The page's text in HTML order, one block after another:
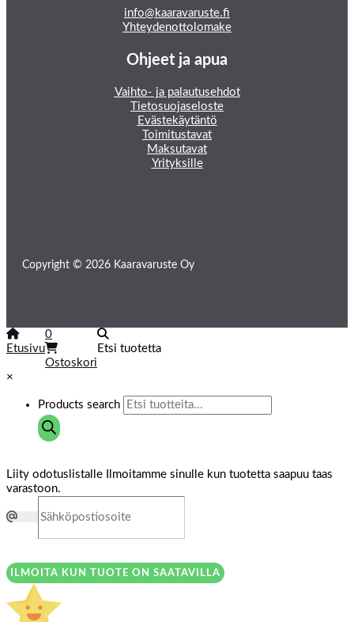
info@kaaravaruste.fi
Yhteydenottolomake
Ohjeet ja apua
Vaihto- ja palautusehdot
Tietosuojaseloste
Evästekäytäntö
Toimitustavat
Maksutavat
Yrityksille
Copyright © 2026 Kaaravaruste Oy
Etusivu
0
Ostoskori
Etsi tuotetta
×
Products search
Liity odotuslistalle
Ilmoitamme sinulle kun tuotetta saapuu taas
varastoon.
ILMOITA KUN TUOTE ON SAATAVILLA